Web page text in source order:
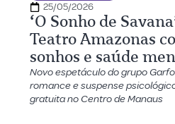
25/05/2026
‘O Sonho de
Teatro Amazonas
sonhos e saúde
Novo espetáculo do grupo
romance e suspense
gratuita no Centro de Manaus